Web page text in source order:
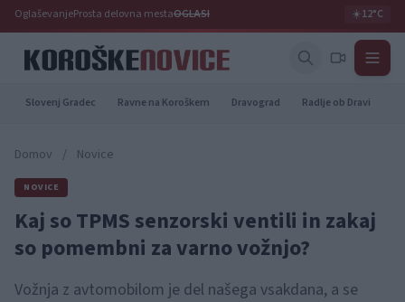
OglaševanjeProsta delovna mestaOGLASI ☀️12°C
Slovenj Gradec Ravne na Koroškem Dravograd Radlje ob Dravi
Domov / Novice
NOVICE
Kaj so TPMS senzorski ventili in zakaj
so pomembni za varno vožnjo?
Vožnja z avtomobilom je del našega vsakdana, a se